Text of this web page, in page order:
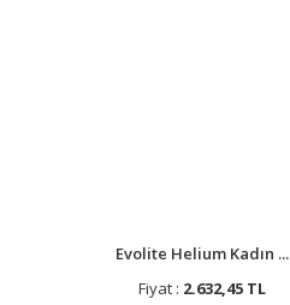
Evolite Helium Kadın ...
Fiyat : 2.632,45 TL